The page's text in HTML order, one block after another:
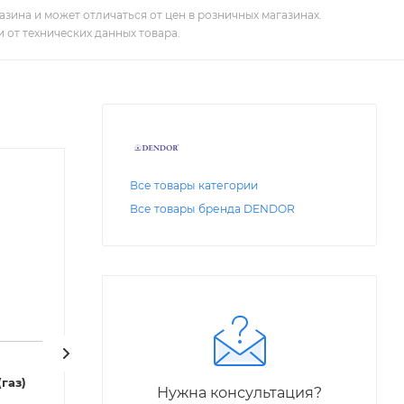
и может отличаться от цен в розничных магазинах.
технических данных товара.
Артикул: CV01F99857
Артикул:
Все товары категории
Все товары бренда DENDOR
Нужна консультация?